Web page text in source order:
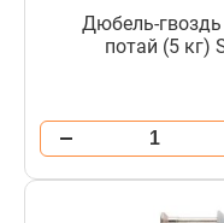
Дюбель-
потай (5 кг)